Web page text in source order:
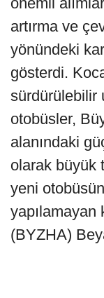
artırma ve
yönündeki
gösterdi.
sürdürülebilir
otobüsler,
alanındaki
olarak büyük
yeni
yapılamayan
(BYZHA)